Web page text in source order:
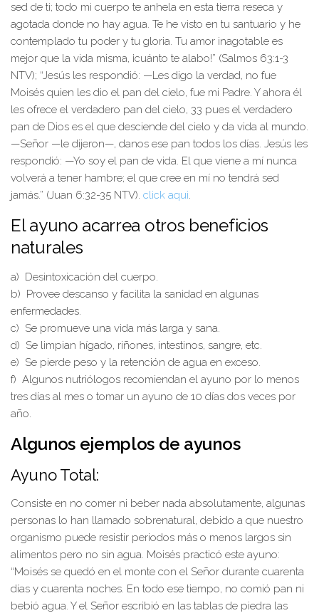
sed de ti; todo mi cuerpo te anhela en esta tierra reseca y
agotada donde no hay agua. Te he visto en tu santuario y he
contemplado tu poder y tu gloria. Tu amor inagotable es
mejor que la vida misma, ¡cuánto te alabo!” (Salmos 63:1-3
NTV); “Jesús les respondió: —Les digo la verdad, no fue
Moisés quien les dio el pan del cielo, fue mi Padre. Y ahora él
les ofrece el verdadero pan del cielo, 33 pues el verdadero
pan de Dios es el que desciende del cielo y da vida al mundo.
—Señor —le dijeron—, danos ese pan todos los días. Jesús les
respondió: —Yo soy el pan de vida. El que viene a mí nunca
volverá a tener hambre; el que cree en mí no tendrá sed
jamás.” (Juan 6:32-35 NTV). click aqui.
El ayuno acarrea otros beneficios
naturales
a) Desintoxicación del cuerpo.
b) Provee descanso y facilita la sanidad en algunas
enfermedades.
c) Se promueve una vida más larga y sana.
d) Se limpian hígado, riñones, intestinos, sangre, etc.
e) Se pierde peso y la retención de agua en exceso.
f) Algunos nutriólogos recomiendan el ayuno por lo menos
tres días al mes o tomar un ayuno de 10 días dos veces por
año.
Algunos ejemplos de ayunos
Ayuno Total:
Consiste en no comer ni beber nada absolutamente, algunas
personas lo han llamado sobrenatural, debido a que nuestro
organismo puede resistir periodos más o menos largos sin
alimentos pero no sin agua. Moisés practicó este ayuno:
“Moisés se quedó en el monte con el Señor durante cuarenta
días y cuarenta noches. En todo ese tiempo, no comió pan ni
bebió agua. Y el Señor escribió en las tablas de piedra las